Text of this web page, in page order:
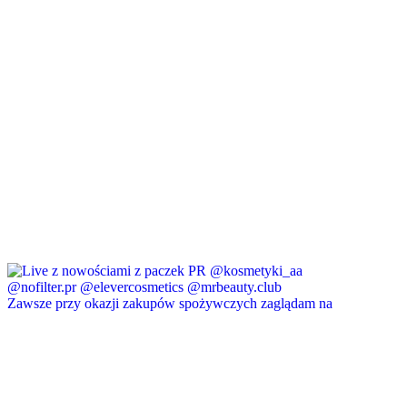
Zawsze przy okazji zakupów spożywczych zaglądam na